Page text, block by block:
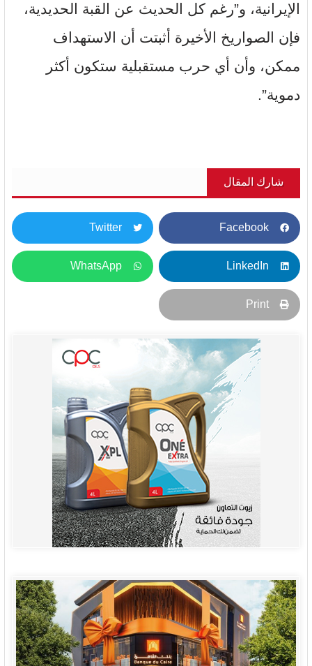
الإيرانية، و”رغم كل الحديث عن القبة الحديدية،
فإن الصواريخ الأخيرة أثبتت أن الاستهداف
ممكن، وأن أي حرب مستقبلية ستكون أكثر
دموية”.
شارك المقال
Facebook
Twitter
LinkedIn
WhatsApp
Print